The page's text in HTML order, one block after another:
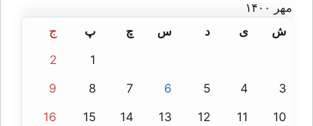
مهر ۱۴۰۰
ش
ی د س چ پ ج
1
2
3
4
5
6
7
8
9
10
11
12
13
14
15
16